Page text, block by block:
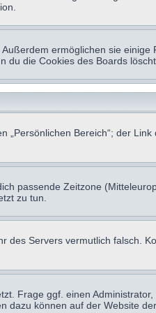
ermöglichen sie einige
du die Cookies des Boards löscht.
Bereich“; der
passende Zeitzone
zu tun.
Servers vermutlich falsch.
Frage ggf. einen
dazu können auf der Website